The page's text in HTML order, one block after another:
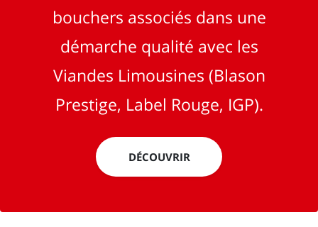
bouchers associés dans une
démarche qualité avec les
Viandes Limousines (Blason
Prestige, Label Rouge, IGP).
DÉCOUVRIR